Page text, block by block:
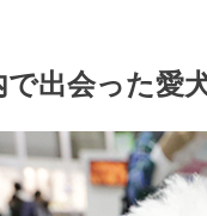
で出会った愛